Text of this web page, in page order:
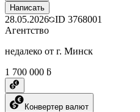
Написать
28.05.2026 ID 3768001
Агентство
недалеко от г. Минск
1 700 000 ƃ
Конвертер валют